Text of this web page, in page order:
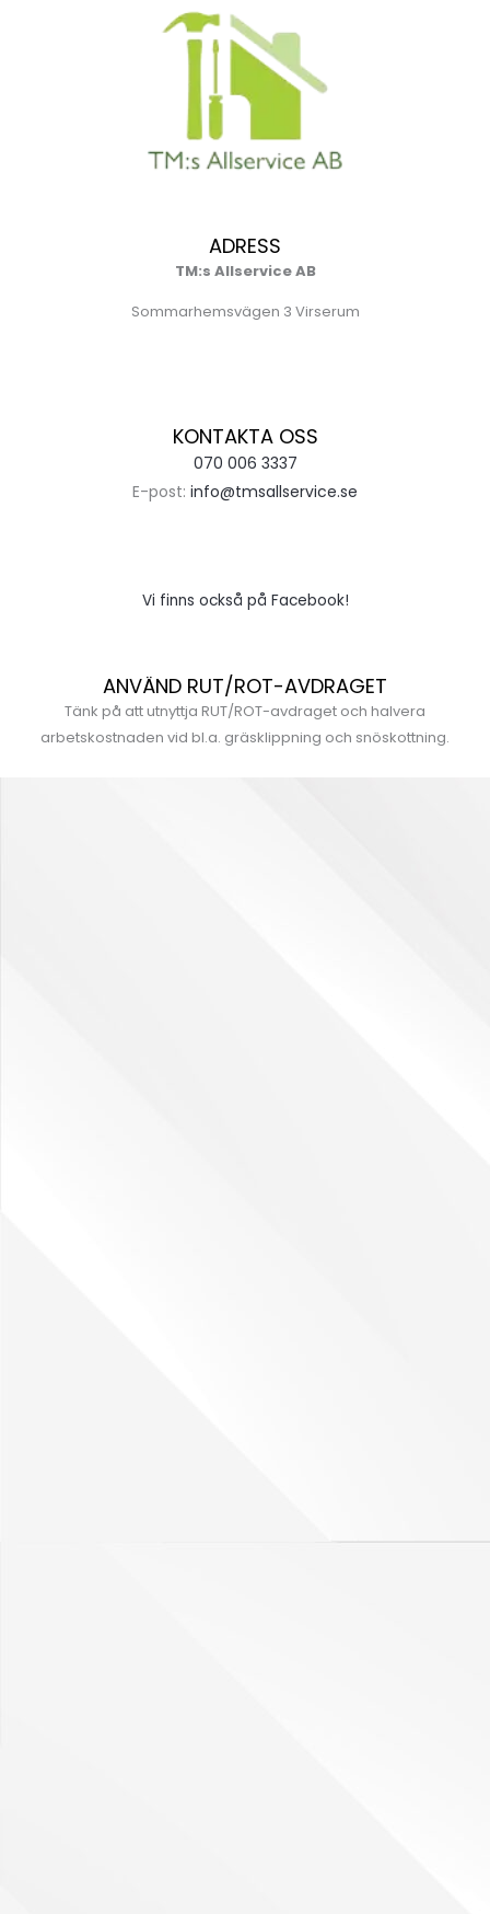
ADRESS
TM:s Allservice AB
Sommarhemsvägen 3 Virserum
KONTAKTA OSS
070 006 3337
E-post: info@tmsallservice.se
Vi finns också på Facebook!
ANVÄND RUT/ROT-AVDRAGET
Tänk på att utnyttja RUT/ROT-avdraget och halvera
arbetskostnaden vid bl.a. gräsklippning och snöskottning.